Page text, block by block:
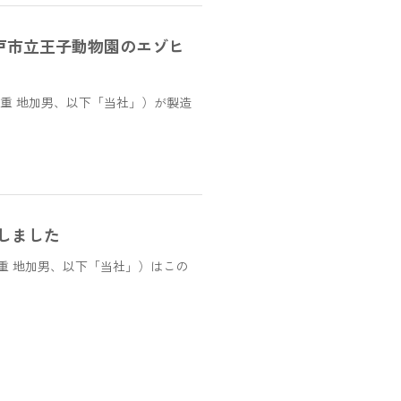
立王子動物園のエゾヒ
地加男、以下「当社」）が製造
ました
地加男、以下「当社」）はこの